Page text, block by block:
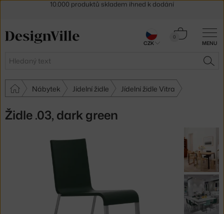
MENU
Hledat
0
Košík
Nábytek Jídelní židle Jídelní židle Vitra
Židle .03, dark green
30 dní na vrácení zboží
CZK